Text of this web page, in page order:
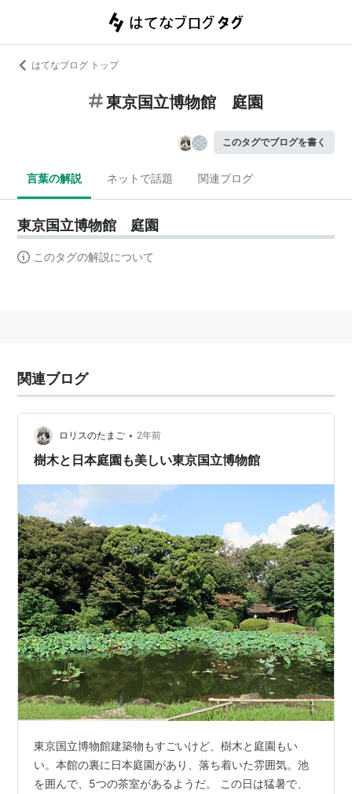
はてなブログ トップ
東京国立博物館 庭園
このタグでブログを書く
言葉の解説 ネットで話題 関連ブログ
東京国立博物館 庭園
このタグの解説について
関連ブログ
ロリスのたまご • 2年前
樹木と日本庭園も美しい東京国立博物館
東京国立博物館建築物もすごいけど、樹木と庭園もい
い。本館の裏に日本庭園があり、落ち着いた雰囲気。池
を囲んで、5つの茶室があるようだ。 この日は猛暑で、